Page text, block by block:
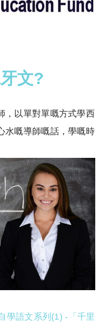
文?
，以單對單嘅方式學西
水嘅導師嘅話，學嘅時
學語文系列(1) -「千里